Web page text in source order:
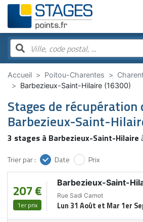
Accueil Poitou-Charentes
Barbezieux-Saint-Hilaire (16300)
Stages de récupération
Barbezieux-Saint-
3 stages à Barbezieux-Saint-Hilaire
Trier par : Date Prix
207 €
1er prix
Barbezieux-Saint-
Rue Sadi Carnot
Lun 31 Août et Mar 1er